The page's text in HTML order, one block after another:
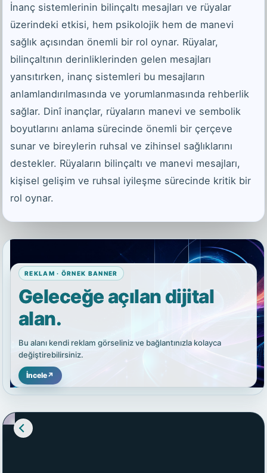
İnanç sistemlerinin bilinçaltı mesajları ve rüyalar
üzerindeki etkisi, hem psikolojik hem de manevi
sağlık açısından önemli bir rol oynar. Rüyalar,
bilinçaltının derinliklerinden gelen mesajları
yansıtırken, inanç sistemleri bu mesajların
anlamlandırılmasında ve yorumlanmasında rehberlik
sağlar. Dinî inançlar, rüyaların manevi ve sembolik
boyutlarını anlama sürecinde önemli bir çerçeve
sunar ve bireylerin ruhsal ve zihinsel sağlıklarını
destekler. Rüyaların bilinçaltı ve manevi mesajları,
kişisel gelişim ve ruhsal iyileşme sürecinde kritik bir
rol oynar.
REKLAM · ÖRNEK BANNER
Geleceğe açılan dijital
alan.
Bu alanı kendi reklam görseliniz ve bağlantınızla kolayca
değiştirebilirsiniz.
İncele↗